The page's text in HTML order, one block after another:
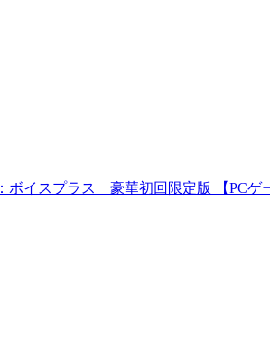
イスプラス 豪華初回限定版 【PCゲ